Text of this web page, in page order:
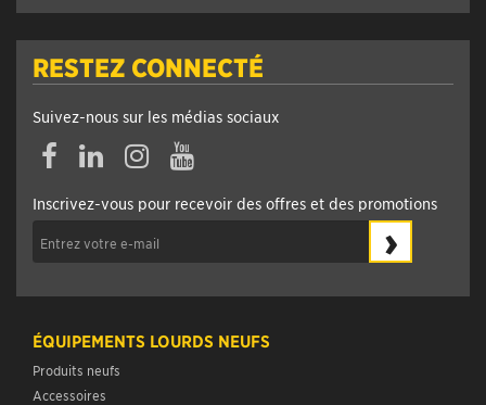
RESTEZ CONNECTÉ
Suivez-nous sur les médias sociaux
FacebookLinkedinInstagramYouTube
Inscrivez-vous pour recevoir des offres et des promotions
›
ÉQUIPEMENTS LOURDS NEUFS
Produits neufs
Accessoires